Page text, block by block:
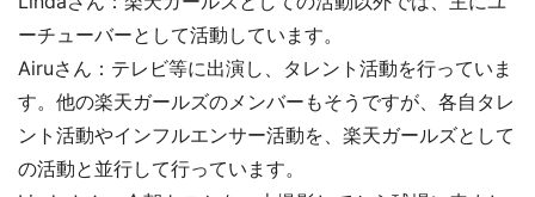
ーチューバーとして活動しています。
Airuさん：テレビ等に出演し、タレント活動を行っていま
す。他の楽天ガールズのメンバーもそうですが、各自タレ
ント活動やインフルエンサー活動を、楽天ガールズとして
の活動と並行して行っています。